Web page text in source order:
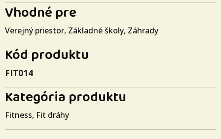
Vhodné pre
Verejný priestor, Základné školy, Záhrady
Kód produktu
FIT014
Kategória produktu
Fitness, Fit dráhy